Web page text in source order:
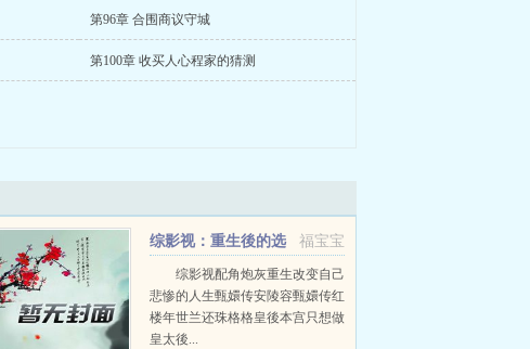
第96章 合围商议守城
第100章 收买人心程家的猜测
福宝宝
综影视：重生後的选
综影视配角炮灰重生改变自己
悲惨的人生甄嬛传安陵容甄嬛传红
楼年世兰还珠格格皇後本宫只想做
皇太後...